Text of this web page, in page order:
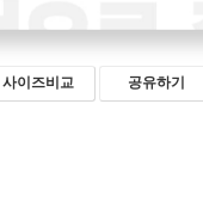
사이즈비교 공유하기